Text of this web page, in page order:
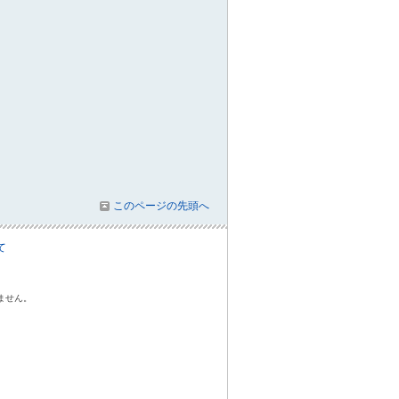
このページの先頭へ
ん。